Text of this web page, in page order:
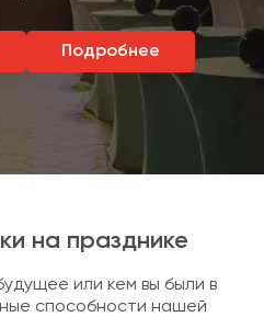
Подробнее
на празднике
или кем вы были в
способности нашей